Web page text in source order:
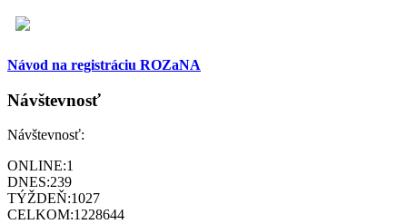
Návod na registráciu ROZaNA
Návštevnosť
Návštevnosť:
ONLINE:1
DNES:239
TÝŽDEŇ:1027
CELKOM:1228644